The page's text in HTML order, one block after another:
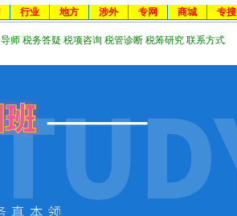
行业 地方 涉外 专网 商城
专搜
师 税务答疑 税项咨询 税管诊断 税筹研究 联系方式